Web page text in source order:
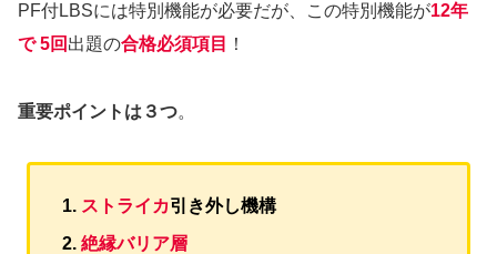
PF付LBSには特別機能が必要だが、この特別機能が12年
で 5回 出題の合格必須項目 ！
重要ポイントは３つ。
ストライカ引き外し機構
絶縁バリア層